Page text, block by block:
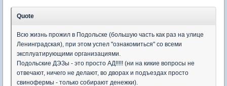
Quote
Всю жизнь прожил в Подольске (большую часть как раз на улице
Ленинградская), при этом успел "ознакомиться" со всеми
эксплуатирующими организациями.
Подольские ДЭЗы - это просто АД!!!!! (ни на кикие вопросы не
отвечают, ничего не делают, во дворах и подъездах просто
свинофермы - только собирают денежки).